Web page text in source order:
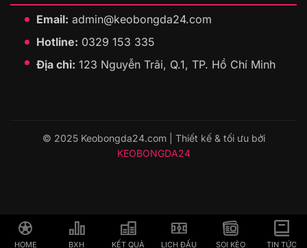
Email: admin@keobongda24.com
Hotline: 0329 153 335
Địa chỉ: 123 Nguyễn Trãi, Q.1, TP. Hồ Chí Minh
© 2025 Keobongda24.com | Thiết kế & tối ưu bởi
KEOBONGDA24
HOME BXH KẾT QUẢ LỊCH ĐẤU SOI KÈO TIN TỨC
HOME BXH KẾT QUẢ LỊCH ĐẤU SOI KÈO TIN TỨC